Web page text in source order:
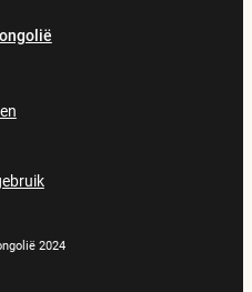
2024